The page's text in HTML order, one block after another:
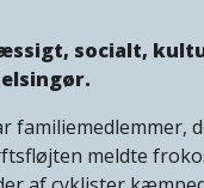
socialt,
meldte